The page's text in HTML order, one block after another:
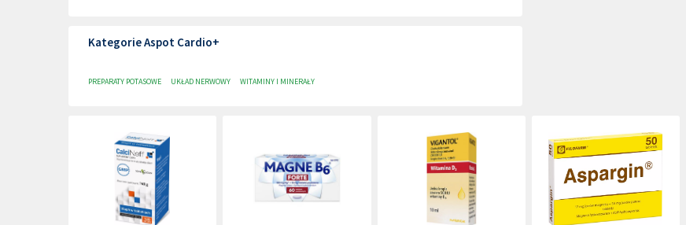
Kategorie Aspot Cardio+
PREPARATY POTASOWE UKŁAD NERWOWY WITAMINY I MINERAŁY